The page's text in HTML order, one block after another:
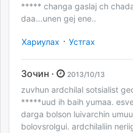
***** changa gaslaj ch
daa...unen gej ene..
Хариулах · Устгах
Зочин · 2013/10/13
zuvhun ardchilal sotsialist
*****uud ih baih yumaa.
darga bolson luivarchin
bolovsrolgui. ardchilaliin